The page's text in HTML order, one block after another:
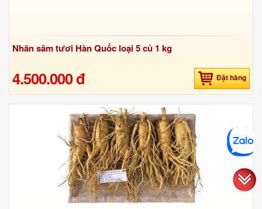
Nhân sâm tươi Hàn Quốc loại 5 củ 1 kg
4.500.000 đ Đặt hàng